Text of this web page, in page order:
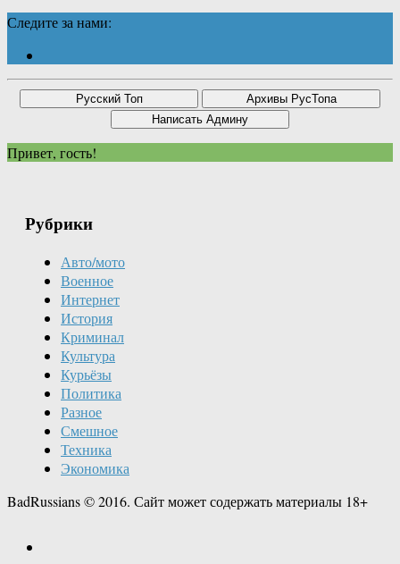
Следите за нами:
Привет, гость!
Рубрики
Авто/мото
Военное
Интернет
История
Криминал
Культура
Курьёзы
Политика
Разное
Смешное
Техника
Экономика
BadRussians © 2016. Сайт может содержать материалы 18+